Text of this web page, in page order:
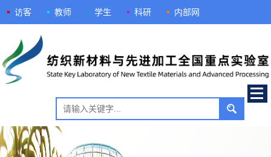
访客 教师 学生 科研 内部网